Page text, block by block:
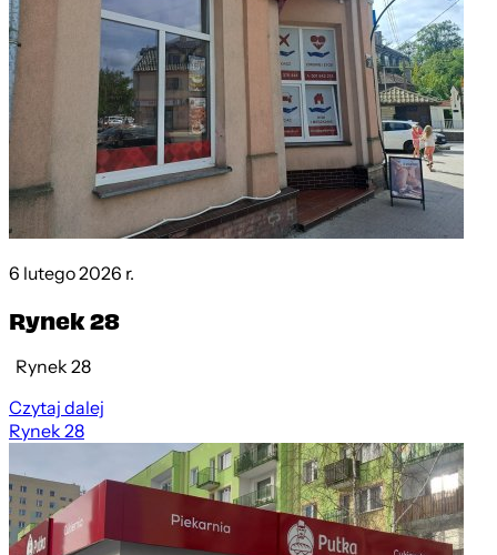
6 lutego 2026 r.
Rynek 28
Rynek 28
Czytaj dalej
Rynek 28